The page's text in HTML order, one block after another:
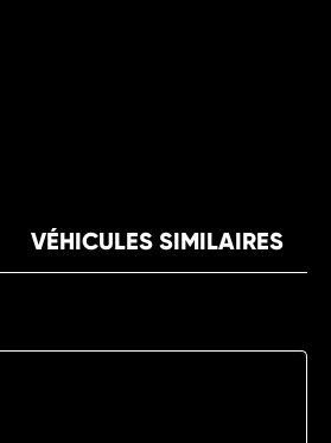
VÉHICULES SIMILAIRES